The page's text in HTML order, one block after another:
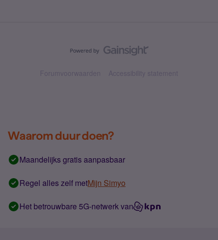
Forumvoorwaarden Accessibility statement
Waarom duur doen?
Maandelijks gratis aanpasbaar
Regel alles zelf metMijn Simyo
Het betrouwbare 5G-netwerk van